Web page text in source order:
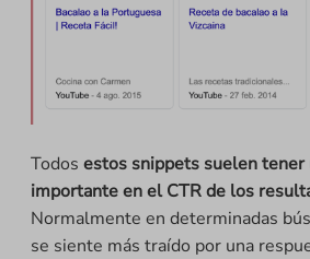
Todos estos snippets suelen tener
importante en el CTR de los
Normalmente en determinadas
se siente más traído por una